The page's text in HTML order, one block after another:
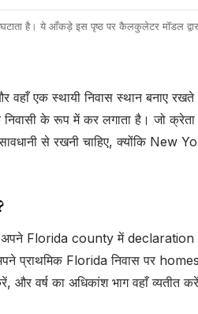
है। ये आँकड़े इस पृष्ठ पर कैलकुलेटर मॉडल
वहाँ एक स्थायी निवास स्थान बनाए
के रूप में कर लगाता है। जो
से रखनी चाहिए, क्योंकि New
अपने Florida county में
प्राथमिक Florida निवास पर
और वर्ष का अधिकांश भाग वहाँ व्यतीत